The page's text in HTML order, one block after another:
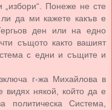
„избори“. Понеже не сте
ли да ми кажете какъв е
ден или на едно
същото както вашият
с едни и същите и
г-жа Михайлова в
видях някой, който да е
политическа Система,